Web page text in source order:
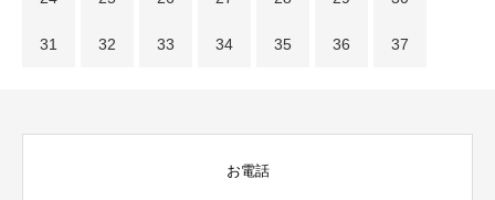
31 32 33 34 35 36 37
お電話